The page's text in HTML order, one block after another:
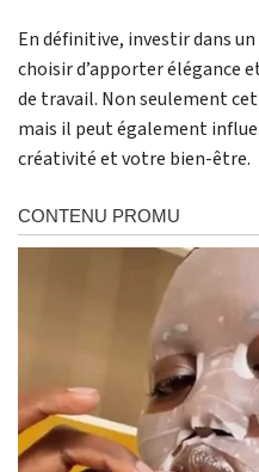
En définitive, investir dans
choisir d’apporter élégance
de travail. Non seulement
mais il peut également
créativité et votre bien-être.